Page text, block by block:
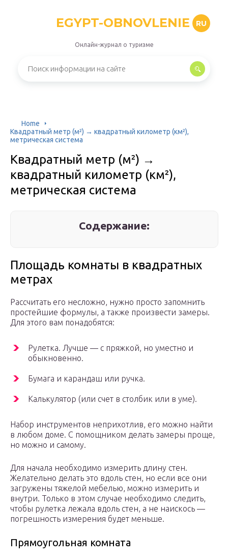
EGYPT-OBNOVLENIE RU
Онлайн-журнал о туризме
Home
Квадратный метр (м²) → квадратный километр (км²),
метрическая система
Квадратный метр (м²) →
квадратный километр (км²),
метрическая система
Содержание:
Площадь комнаты в квадратных
метрах
Рассчитать его несложно, нужно просто запомнить
простейшие формулы, а также произвести замеры.
Для этого вам понадобятся:
Рулетка. Лучше — с пряжкой, но уместно и
обыкновенно.
Бумага и карандаш или ручка.
Калькулятор (или счет в столбик или в уме).
Набор инструментов неприхотлив, его можно найти
в любом доме. С помощником делать замеры проще,
но можно и самому.
Для начала необходимо измерить длину стен.
Желательно делать это вдоль стен, но если все они
загружены тяжелой мебелью, можно измерить и
внутри. Только в этом случае необходимо следить,
чтобы рулетка лежала вдоль стен, а не наискось —
погрешность измерения будет меньше.
Прямоугольная комната